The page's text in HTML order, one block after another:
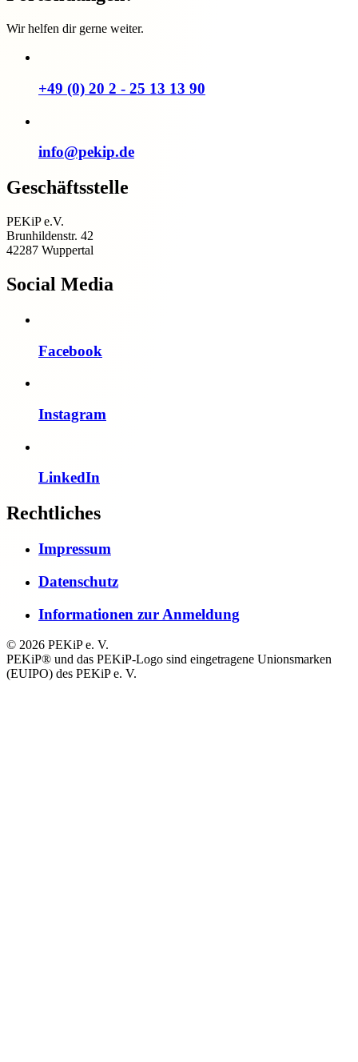
Wir helfen dir gerne weiter.
+49 (0) 20 2 - 25 13 13 90
info@pekip.de
Geschäftsstelle
PEKiP e.V.
Brunhildenstr. 42
42287 Wuppertal
Social Media
Facebook
Instagram
LinkedIn
Rechtliches
Impressum
Datenschutz
Informationen zur Anmeldung
© 2026 PEKiP e. V.
PEKiP® und das PEKiP-Logo sind eingetragene Unionsmarken
(EUIPO) des PEKiP e. V.